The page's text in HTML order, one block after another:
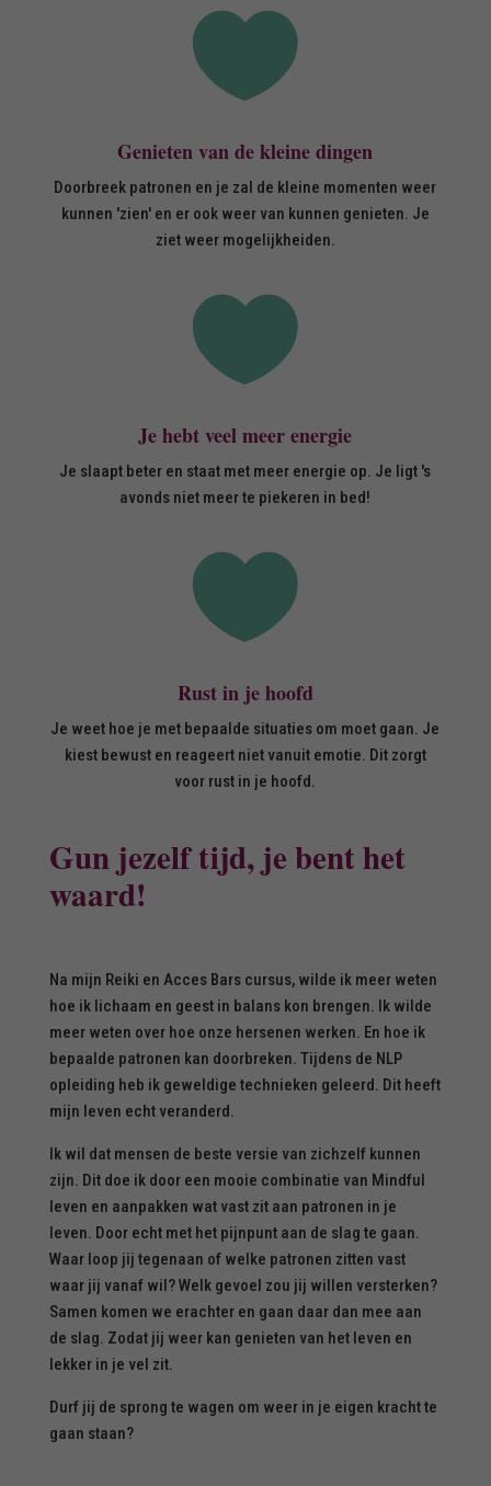

Genieten van de kleine dingen
Doorbreek patronen en je zal de kleine momenten weer
kunnen 'zien' en er ook weer van kunnen genieten. Je
ziet weer mogelijkheiden.

Je hebt veel meer energie
Je slaapt beter en staat met meer energie op. Je ligt 's
avonds niet meer te piekeren in bed!

Rust in je hoofd
Je weet hoe je met bepaalde situaties om moet gaan. Je
kiest bewust en reageert niet vanuit emotie. Dit zorgt
voor rust in je hoofd.
Gun jezelf tijd, je bent het
waard!
Na mijn Reiki en Acces Bars cursus, wilde ik meer weten
hoe ik lichaam en geest in balans kon brengen. Ik wilde
meer weten over hoe onze hersenen werken. En hoe ik
bepaalde patronen kan doorbreken. Tijdens de NLP
opleiding heb ik geweldige technieken geleerd. Dit heeft
mijn leven echt veranderd.
Ik wil dat mensen de beste versie van zichzelf kunnen
zijn. Dit doe ik door een mooie combinatie van Mindful
leven en aanpakken wat vast zit aan patronen in je
leven. Door echt met het pijnpunt aan de slag te gaan.
Waar loop jij tegenaan of welke patronen zitten vast
waar jij vanaf wil? Welk gevoel zou jij willen versterken?
Samen komen we erachter en gaan daar dan mee aan
de slag. Zodat jij weer kan genieten van het leven en
lekker in je vel zit.
Durf jij de sprong te wagen om weer in je eigen kracht te
gaan staan?